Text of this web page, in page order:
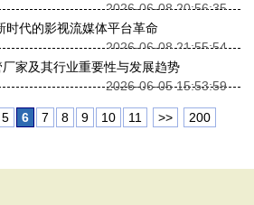
2026-06-08 20:56:35
时代的影视流媒体平台革命
2026-06-08 21:55:54
家及其行业重要性与发展趋势
2026-06-05 15:53:59
5 6 7 8 9 10 11 >> 200